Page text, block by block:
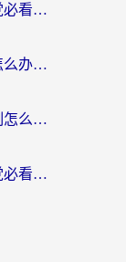
波兰怎么打不开黑猫投诉？海外党必看的回国加速器选择指南（解决追剧社保音乐难题）
在英国用国务院客户端地区限制怎么办？海外党必看的回国加速实用指南
情深不悔，再爱难为国外地区限制怎么看？海外党追剧听歌的破局指南
来往在瑞典用不了怎么办？海外党必看的回国加速器选择指南（附微信定位修改+喜马拉雅版权破解）